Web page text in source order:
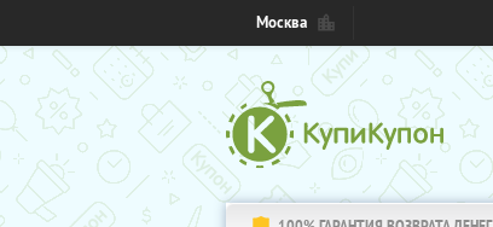
Москва